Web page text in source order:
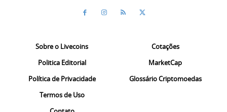
Sobre o Livecoins
Politica Editorial
Política de Privacidade
Termos de Uso
Cotações
MarketCap
Glossário Criptomoedas